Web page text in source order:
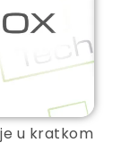
u kratkom